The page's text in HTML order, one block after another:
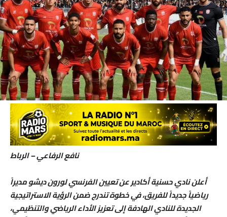
نافع الرفاعي – الرباط
أعلن نادي حسنية أكادير عن تعيين الفرنسي لورون ديشو مديراً
رياضياً جديداً للفريق، في خطوة تندرج ضمن الرؤية الاستراتيجية
الجديدة للنادي الهادفة إلى تعزيز الأداء الرياضي والتنظيمي،